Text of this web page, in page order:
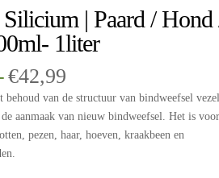
| Paard / Hond
1liter
€42,99
€22,99
tot
€42,99
van de structuur van bindweefsel
aanmaak van nieuw bindweefsel. Het is
pezen, haar, hoeven, kraakbeen en